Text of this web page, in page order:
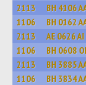
2113 BH 4106
1106 BH 0162
2113 AE 0626 AI
1106 BH 0608
2113 BH 3885
1106 BH 3834